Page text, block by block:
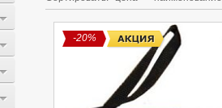
-20%